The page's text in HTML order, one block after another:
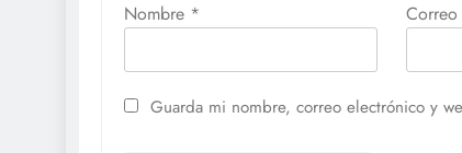
Nombre *
Guarda mi nombre, correo electrónico y